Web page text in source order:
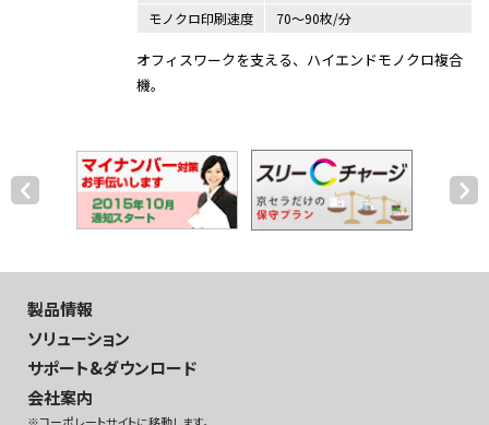
モノクロ印刷速度
70～90枚/分
オフィスワークを支える、ハイエンドモノクロ複合
機。
製品情報
ソリューション
サポート&ダウンロード
会社案内